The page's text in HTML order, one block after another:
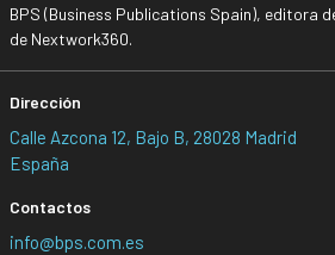
BPS (Business Publications Spain), editora
de Nextwork360.
Dirección
Calle Azcona 12, Bajo B, 28028 Madrid
España
Contactos
info@bps.com.es